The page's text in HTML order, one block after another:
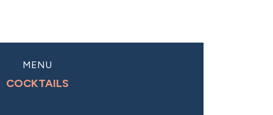
MENU
COCKTAILS